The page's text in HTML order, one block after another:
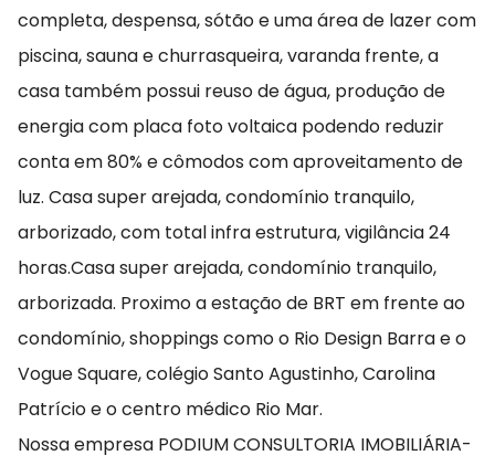
completa, despensa, sótão e uma área de lazer com
piscina, sauna e churrasqueira, varanda frente, a
casa também possui reuso de água, produção de
energia com placa foto voltaica podendo reduzir
conta em 80% e cômodos com aproveitamento de
luz. Casa super arejada, condomínio tranquilo,
arborizado, com total infra estrutura, vigilância 24
horas.Casa super arejada, condomínio tranquilo,
arborizada. Proximo a estação de BRT em frente ao
condomínio, shoppings como o Rio Design Barra e o
Vogue Square, colégio Santo Agustinho, Carolina
Patrício e o centro médico Rio Mar.
Nossa empresa PODIUM CONSULTORIA IMOBILIÁRIA-